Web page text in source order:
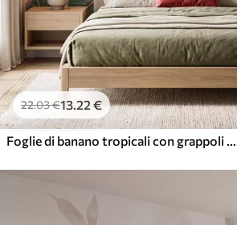
22.03€13.22 €
Foglie di banano tropicali con grappoli di bacche di caffè rosse, in stile acquerello